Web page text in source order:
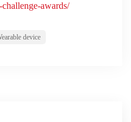
awards/
device